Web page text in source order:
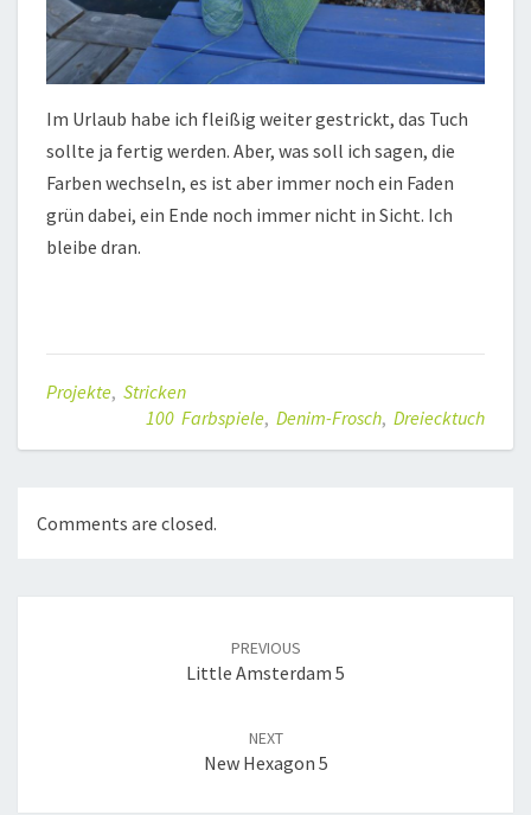
Im Urlaub habe ich fleißig weiter gestrickt, das Tuch
sollte ja fertig werden. Aber, was soll ich sagen, die
Farben wechseln, es ist aber immer noch ein Faden
grün dabei, ein Ende noch immer nicht in Sicht. Ich
bleibe dran.
Projekte, Stricken
100 Farbspiele, Denim-Frosch, Dreiecktuch
Comments are closed.
PREVIOUS
Little Amsterdam 5
NEXT
New Hexagon 5